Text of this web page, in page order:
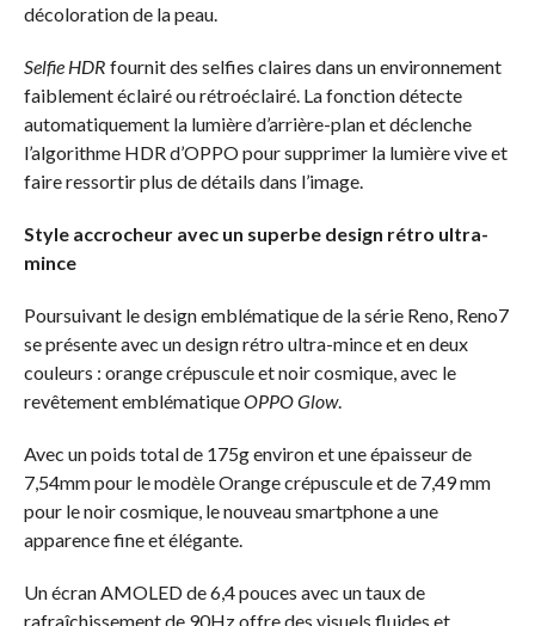
décoloration de la peau.
Selfie HDR fournit des selfies claires dans un environnement
faiblement éclairé ou rétroéclairé. La fonction détecte
automatiquement la lumière d’arrière-plan et déclenche
l’algorithme HDR d’OPPO pour supprimer la lumière vive et
faire ressortir plus de détails dans l’image.
Style accrocheur avec un superbe design rétro ultra-
mince
Poursuivant le design emblématique de la série Reno, Reno7
se présente avec un design rétro ultra-mince et en deux
couleurs : orange crépuscule et noir cosmique, avec le
revêtement emblématiqueOPPO Glow.
Avec un poids total de 175g environ et une épaisseur de
7,54mm pour le modèle Orange crépuscule et de 7,49 mm
pour le noir cosmique, le nouveau smartphone a une
apparence fine et élégante.
Un écran AMOLED de 6,4 pouces avec un taux de
rafraîchissement de 90Hz offre des visuels fluides et